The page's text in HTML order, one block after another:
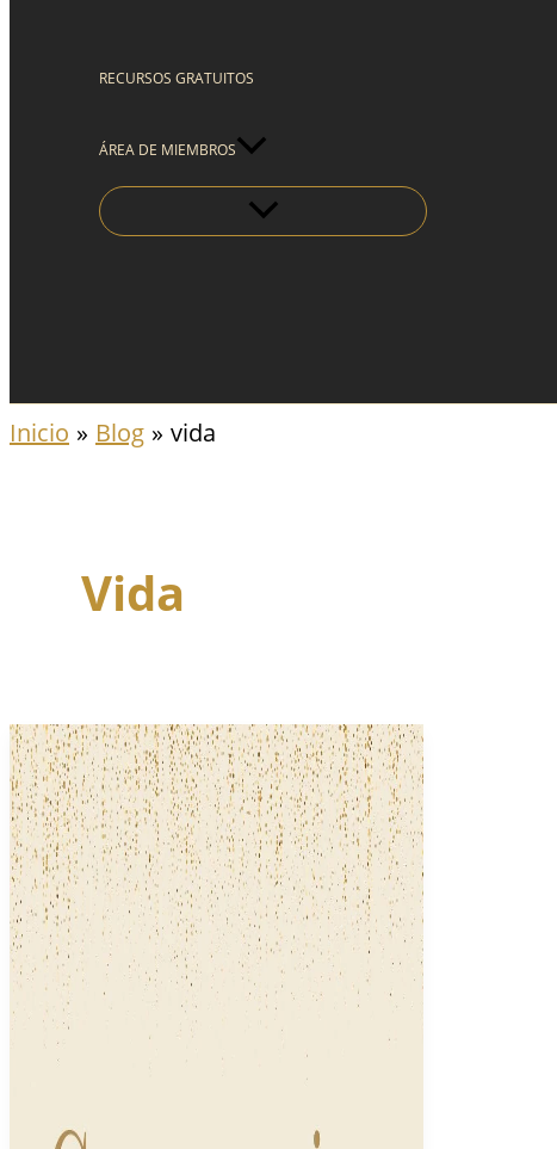
RECURSOS GRATUITOS
ÁREA DE MIEMBROS
Inicio Blog vida
Vida